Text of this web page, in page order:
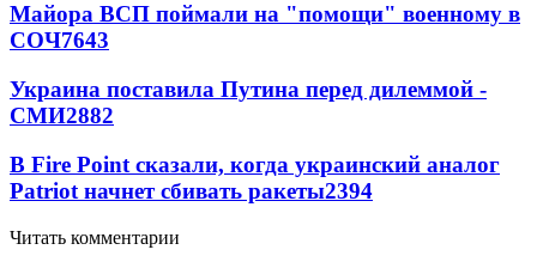
Майора ВСП поймали на "помощи" военному в
СОЧ7643
Украина поставила Путина перед дилеммой -
СМИ2882
В Fire Point сказали, когда украинский аналог
Patriot начнет сбивать ракеты2394
Читать комментарии